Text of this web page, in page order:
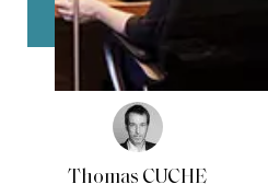
Thomas CUCHE